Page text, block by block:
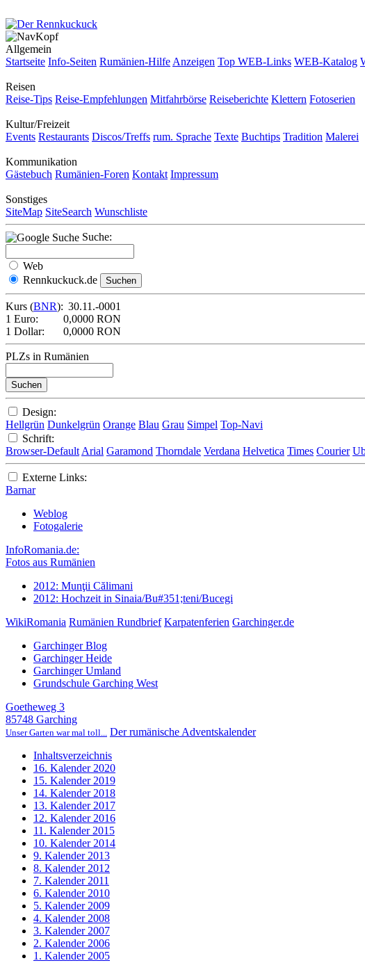
Allgemein
Startseite Info-Seiten Rumänien-Hilfe Anzeigen Top WEB-Links WEB-Katalog
Reisen
Reise-Tips Reise-Empfehlungen Mitfahrbörse Reiseberichte Klettern Fotoserien
Kultur/Freizeit
Events Restaurants Discos/Treffs rum. Sprache Texte Buchtips Tradition Malerei
Kommunikation
Gästebuch Rumänien-Foren Kontakt Impressum
Sonstiges
SiteMap SiteSearch Wunschliste
Suche:
Web
Rennkuckuck.de
Kurs (BNR): 30.11.-0001
1 Euro:
0,0000 RON
1 Dollar:
0,0000 RON
PLZs in Rumänien
Design:
Hellgrün Dunkelgrün Orange Blau Grau Simpel Top-Navi
Schrift:
Browser-Default Arial Garamond Thorndale Verdana Helvetica Times Courier
Externe Links:
Barnar
Weblog
Fotogalerie
InfoRomania.de:
Fotos aus Rumänien
2012: Munţii Călimani
2012: Hochzeit in Sinaia/Bu#351;teni/Bucegi
WikiRomania Rumänien Rundbrief Karpatenferien Garchinger.de
Garchinger Blog
Garchinger Heide
Garchinger Umland
Grundschule Garching West
Goetheweg 3
85748 Garching
Unser Garten war mal toll... Der rumänische Adventskalender
Inhaltsverzeichnis
16. Kalender 2020
15. Kalender 2019
14. Kalender 2018
13. Kalender 2017
12. Kalender 2016
11. Kalender 2015
10. Kalender 2014
9. Kalender 2013
8. Kalender 2012
7. Kalender 2011
6. Kalender 2010
5. Kalender 2009
4. Kalender 2008
3. Kalender 2007
2. Kalender 2006
1. Kalender 2005